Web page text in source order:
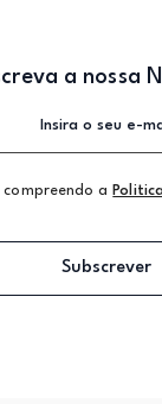
a nossa
compreendo a
Subscrever